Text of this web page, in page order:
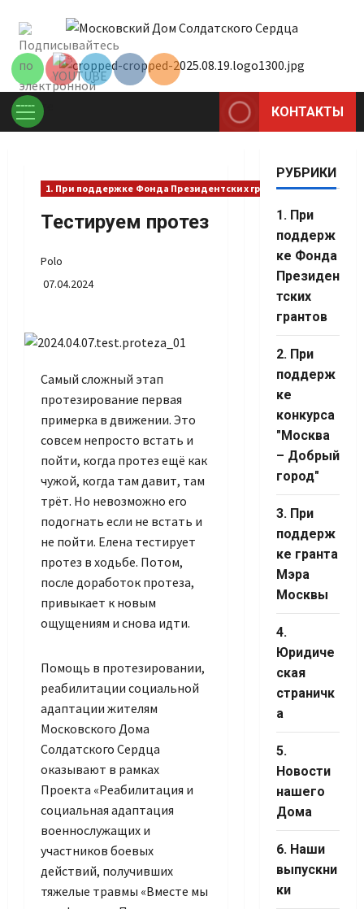
содержимому
Основное
КОНТАКТЫ
1. При поддержке Фонда Президентских грантов
Тестируем протез
Polo
07.04.2024
Самый сложный этап
протезирование первая
примерка в движении. Это
совсем непросто встать и
пойти, когда протез ещё как
чужой, когда там давит, там
трёт. Но невозможно его
подогнать если не встать и
не пойти. Елена тестирует
протез в ходьбе. Потом,
после доработок протеза,
привыкает к новым
ощущениям и снова идти.
Помощь в протезировании,
реабилитации социальной
адаптации жителям
Московского Дома
Солдатского Сердца
оказывают в рамках
Проекта «Реабилитация и
социальная адаптация
военнослужащих и
участников боевых
действий, получивших
тяжелые травмы «Вместе мы
РУБРИКИ
1. При
поддерж
ке Фонда
Президен
тских
грантов
2. При
поддерж
ке
конкурса
"Москва
– Добрый
город"
3. При
поддерж
ке гранта
Мэра
Москвы
4.
Юридиче
ская
страничк
а
5.
Новости
нашего
Дома
6. Наши
выпускни
ки
Set Youtube
Channel ID
Set Youtube
Channel ID